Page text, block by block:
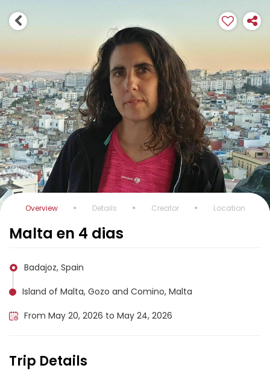
Overview Details Creator Location
Malta en 4 dias
Badajoz, Spain
Island of Malta, Gozo and Comino, Malta
From May 20, 2026 to May 24, 2026
Trip Details